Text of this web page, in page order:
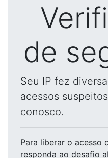
de
Seu IP fez
acessos
conosco.
Para liberar o acesso
responda ao desafio